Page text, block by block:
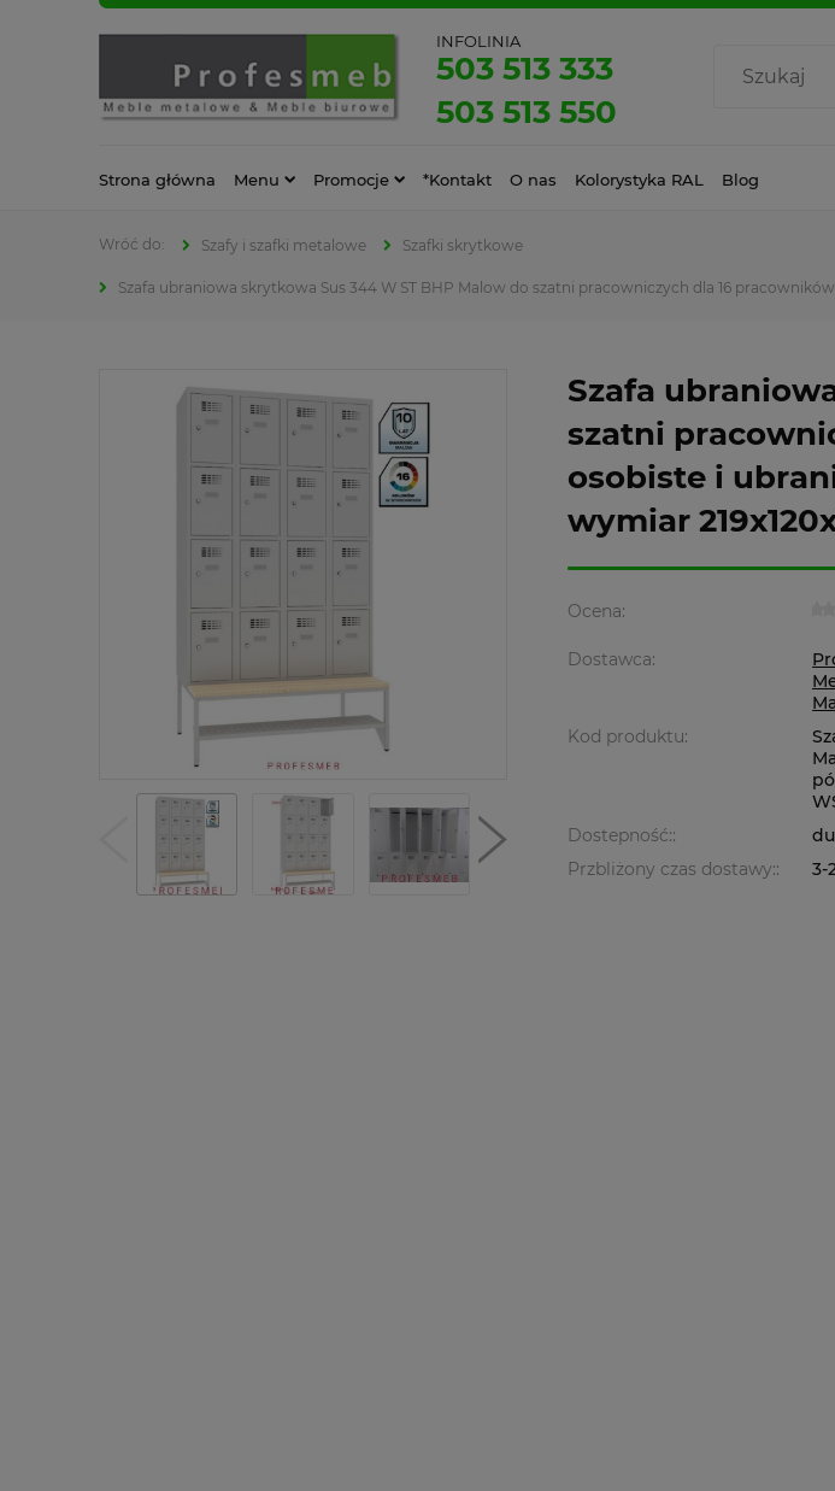
INFOLINIA
503 513 333
503 513 550
Strona główna Menu Promocje *Kontakt O nas Kolorystyka RAL Blog
Szafy i szafki metalowe Szafki skrytkowe
Szafa ubraniowa skrytkowa Sus 344 W ST BHP Malow do szatni pracowniczych dla 16
Szafa
szatni
osobiste i
wymiar
Ocena:
Dostawca:
Kod produktu:
Dostepność::
Przbliżony czas dostawy::
3-